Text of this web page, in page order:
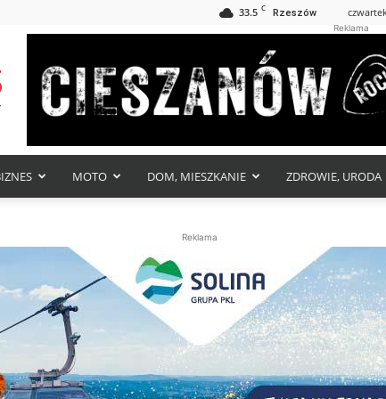
33.5 C Rzeszów
Reklama
MOTO DOM, MIESZKANIE ZDROWIE, URODA
Reklama